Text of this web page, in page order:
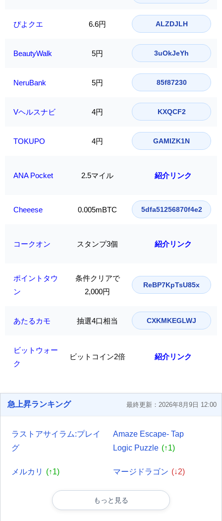
ぴよクエ 6.6円 ALZDJLH
BeautyWalk 5円 3uOkJeYh
NeruBank 5円 85f87230
Vヘルスナビ 4円 KXQCF2
TOKUPO 4円 GAMIZK1N
ANA Pocket 2.5マイル 紹介リンク
Cheeese 0.005mBTC 5dfa51256870f4e2
コークオン スタンプ3個 紹介リンク
ポイントタウ
ン
条件クリアで
2,000円
ReBP7KpTsU85x
あたるカモ 抽選4口相当 CXKMKEGLWJ
ビットウォー
ク
ビットコイン2倍 紹介リンク
急上昇ランキング 最終更新：2026年8月9日 12:00
ラストアサイラム:プレイ
グ
Amaze Escape- Tap
Logic Puzzle (↑1)
メルカリ (↑1) マージドラゴン (↓2)
もっと見る